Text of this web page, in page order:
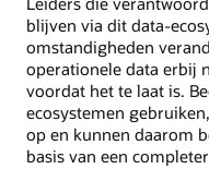
blijven via dit data-
omstandigheden
operationele data erbij
voordat het te laat is.
ecosystemen
op en kunnen daarom
basis van een